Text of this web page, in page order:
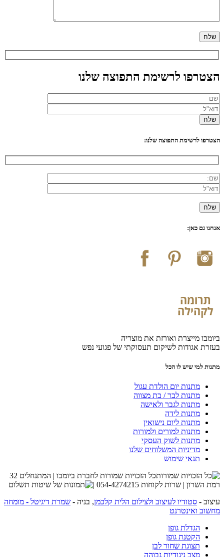
הצטרפו לרשימת התפוצה שלנו
הצטרפו לרשימת התפוצה שלנו:
אנחנו גם כאן:
ביומבו מייצרת ואורזת את מוצריה
בעזרת אגודות לשיקום תעסוקתי של פגועי נפש
מתנות למי שיש לו הכל
מתנות יום הולדת עגול
מתנות לבר / בת מצווה
מתנות לגבר ולאישה
מתנות לידה
מתנות ליום נישואין
מתנות למורים ולמורות
מתנות לשוק העסקי
מדיניות המשלוחים שלנו
תנאי שימוש
כל הזכויות שמורות לחברת ביומבו | המתנחלים 32
רמת השרון | שרות לקוחות 054-4274215 |
עיצוב - סטודיו לעיצוב ולצילום הלית קלכמן, בניה - שמרת דיגיטל - מומחה
מחשוב ואינטרנט
הגדלת גופן
הקטנת גופן
תצוגת שחור לבן
מצב ניגודיות גבוהה